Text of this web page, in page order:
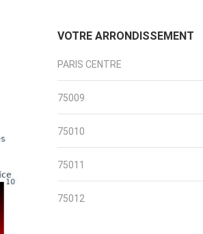
VOTRE ARRONDISSEMENT
PARIS CENTRE
75009
75010
75011
75012